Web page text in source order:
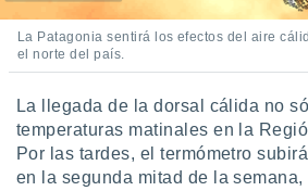
La Patagonia sentirá los efectos del aire
el norte del país.
La llegada de la dorsal cálida no
temperaturas matinales en la
Por las tardes, el termómetro
en la segunda mitad de la semana,